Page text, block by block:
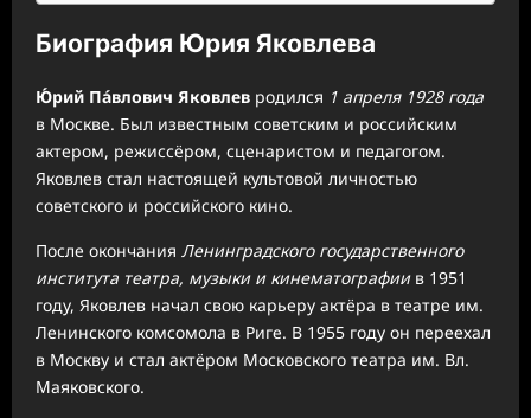
Биография Юрия Яковлева
Ю́рий Па́влович Яковлев родился 1 апреля 1928 года
в Москве. Был известным советским и российским
актером, режиссёром, сценаристом и педагогом.
Яковлев стал настоящей культовой личностью
советского и российского кино.
После окончания Ленинградского государственного
института театра, музыки и кинематографиив 1951
году, Яковлев начал свою карьеру актёра в театре им.
Ленинского комсомола в Риге. В 1955 году он переехал
в Москву и стал актёром Московского театра им. Вл.
Маяковского.